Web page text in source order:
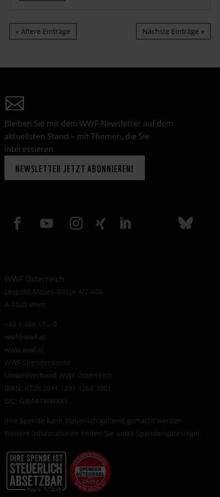
« Ältere Einträge Nächste Einträge »
Bleiben Sie mit dem WWF-Newsletter auf dem
aktuellsten Stand – mit Themen, die Sie
interessieren.
NEWSLETTER JETZT ABONNIEREN!
WWF Österreich
Leopold-Moses-Gasse 4/2/40A
A-1020 Wien
+43 1 488 17 – 0
wwf@wwf.at
www.wwf.at
WWF Spendenkonto
Umweltverband WWF Österreich
IBAN: AT26 2011 1291 1268 3901
BIC: GIBAATWWXXX
Ihre Spende kann steuerlich geltend gemacht werden.
Weitere Informationen finden Sie unter Spendengütesiegel